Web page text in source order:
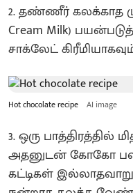
2. தண்ணீர் கலக்காத
Cream Milk)
சாக்லேட்
Hot chocolate recipe AI image
3. ஒரு பாத்திரத்தில்
அதனுடன் கோகோ
கட்டிகள்